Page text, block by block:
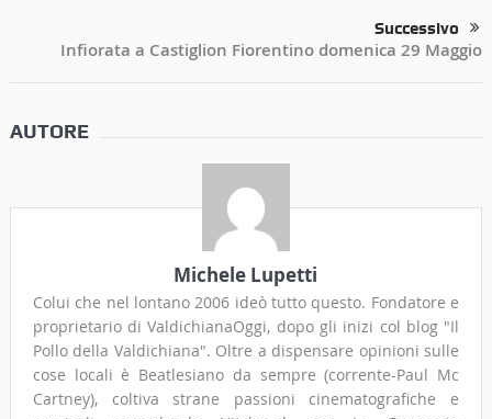
Successivo
Infiorata a Castiglion Fiorentino domenica 29 Maggio
AUTORE
Michele Lupetti
Colui che nel lontano 2006 ideò tutto questo. Fondatore e
proprietario di ValdichianaOggi, dopo gli inizi col blog "Il
Pollo della Valdichiana". Oltre a dispensare opinioni sulle
cose locali è Beatlesiano da sempre (corrente-Paul Mc
Cartney), coltiva strane passioni cinematografiche e